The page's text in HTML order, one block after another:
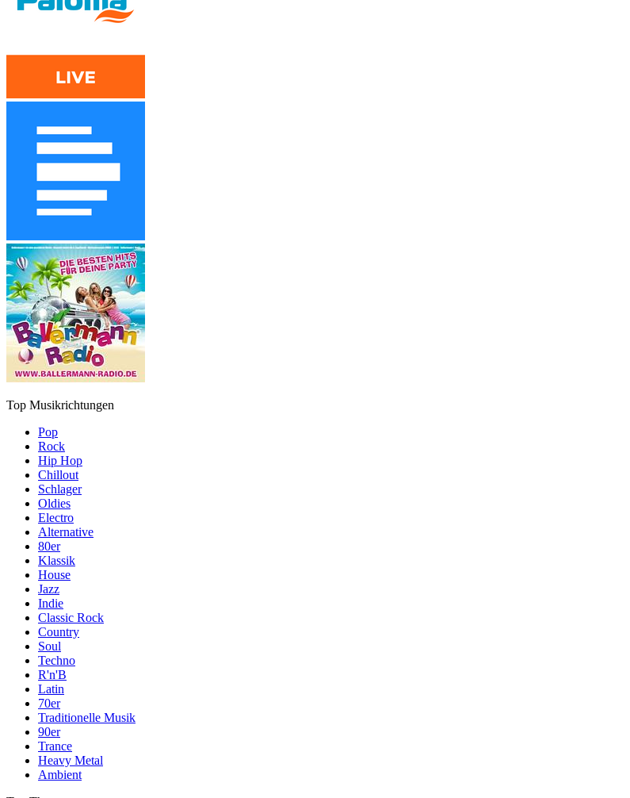
Top Musikrichtungen
Pop
Rock
Hip Hop
Chillout
Schlager
Oldies
Electro
Alternative
80er
Klassik
House
Jazz
Indie
Classic Rock
Country
Soul
Techno
R'n'B
Latin
70er
Traditionelle Musik
90er
Trance
Heavy Metal
Ambient